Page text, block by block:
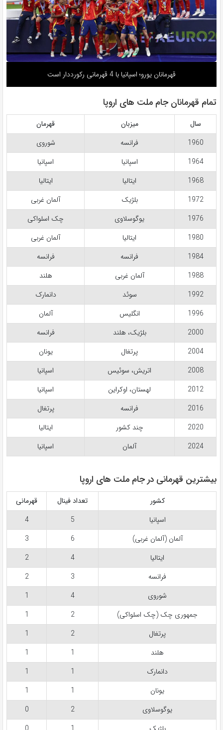
قهرمانان یورو؛ اسپانیا با 4 قهرمانی رکورددار است
تمام قهرمانان جام ملت های اروپا
سال میزبان
قهرمان
1960
فرانسه
شوروی
1964
اسپانیا
اسپانیا
1968
ایتالیا
ایتالیا
1972
بلژیک
آلمان غربی
1976
یوگوسلاوی
چک اسلواکی
1980
ایتالیا
آلمان غربی
1984
فرانسه
فرانسه
1988
آلمان غربی
هلند
1992
سوئد
دانمارک
1996
انگلیس
آلمان
2000
بلژیک، هلند
فرانسه
2004
پرتغال
یونان
2008
اتریش، سوئیس
اسپانیا
2012
لهستان، اوکراین
اسپانیا
2016
فرانسه
پرتغال
2020
چند کشور
ایتالیا
2024
آلمان اسپانیا
بیشترین قهرمانی در جام ملت های اروپا
کشور تعداد فینال
قهرمانی
اسپانیا
5
4
آلمان (آلمان غربی)
6
3
ایتالیا
4
2
فرانسه
3
2
شوروی
4
1
جمهوری چک (چک اسلواکی)
2
1
پرتغال
2
1
هلند
1
1
دانمارک
1
1
یونان
1
1
یوگوسلاوی
2
0